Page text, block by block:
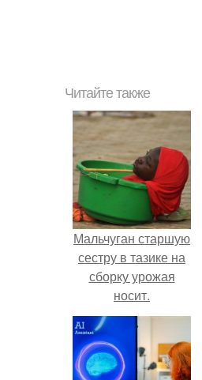
Читайте также
Мальчуган старшую
сестру в тазике на
сборку урожая
носит.